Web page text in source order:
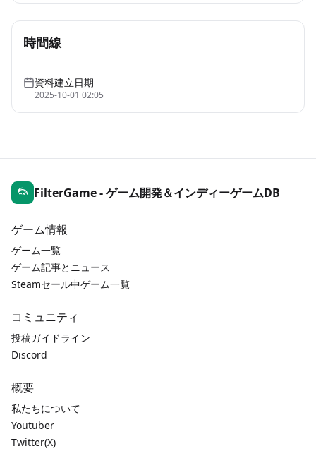
時間線
資料建立日期
2025-10-01 02:05
FilterGame - ゲーム開発＆インディーゲームDB
ゲーム情報
ゲーム一覧
ゲーム記事とニュース
Steamセール中ゲーム一覧
コミュニティ
投稿ガイドライン
Discord
概要
私たちについて
Youtuber
Twitter(X)